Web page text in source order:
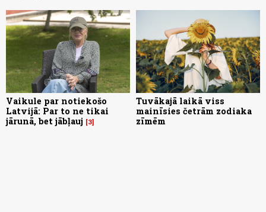
Vaikule par notiekošo
Latvijā: Par to ne tikai
jārunā, bet jābļauj
3
Tuvākajā laikā viss
mainīsies četrām zodiaka
zīmēm